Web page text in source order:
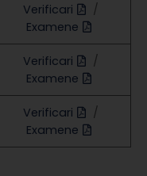
Verificari
/
Examene
Verificari
/
Examene
Verificari
/
Examene